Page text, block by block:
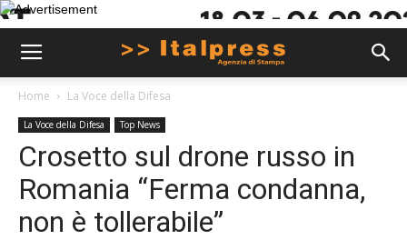
Home La Voce della Difesa
La Voce della Difesa Top News
Crosetto sul drone russo in
Romania “Ferma condanna,
non è tollerabile”